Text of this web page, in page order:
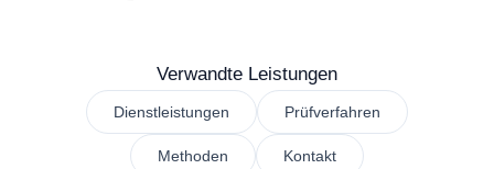
Verwandte Leistungen
Dienstleistungen Prüfverfahren
Methoden Kontakt